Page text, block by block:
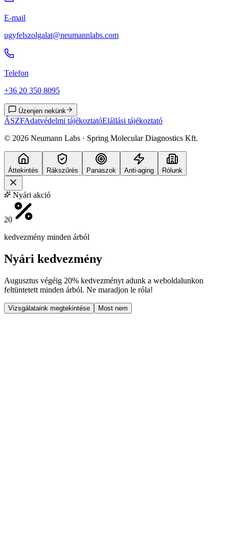
E-mail
ugyfelszolgalat@neumannlabs.com
Telefon
+36 20 350 8095
Üzenjen nekünk
ÁSZFAdatvédelmi tájékoztatóElállási tájékoztató
© 2026 Neumann Labs · Spring Molecular Diagnostics Kft.
Áttekintés Rákszűrés Panaszok Anti-aging Rólunk
Nyári akció
20
kedvezmény minden árból
Nyári kedvezmény
Augusztus végéig 20% kedvezményt adunk a weboldalunkon
feltüntetett minden árból. Ne maradjon le róla!
Vizsgálataink megtekintése Most nem